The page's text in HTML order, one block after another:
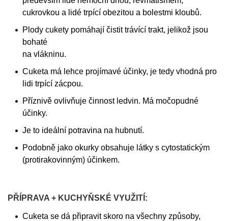
cukrovkou a lidé trpící obezitou a bolestmi kloubů.
Plody cukety pomáhají čistit trávící trakt, jelikož jsou
bohaté
na vlákninu.
Cuketa má lehce projímavé účinky, je tedy vhodná pro
lidi trpící zácpou.
Příznivě ovlivňuje činnost ledvin. Má močopudné
účinky.
Je to ideální potravina na hubnutí.
Podobně jako okurky obsahuje látky s cytostatickým
(protirakovinným) účinkem.
PŘÍPRAVA + KUCHYŇSKÉ VYUŽITÍ:
Cuketa se dá připravit skoro na všechny způsoby,